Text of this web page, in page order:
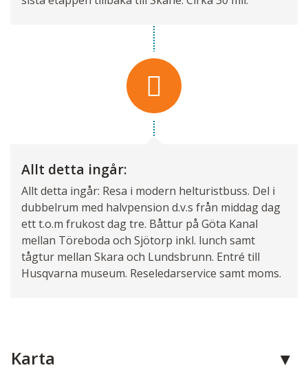
Allt detta ingår:
Allt detta ingår: Resa i modern helturistbuss. Del i
dubbelrum med halvpension d.v.s från middag dag
ett t.o.m frukost dag tre. Båttur på Göta Kanal
mellan Töreboda och Sjötorp inkl. lunch samt
tågtur mellan Skara och Lundsbrunn. Entré till
Husqvarna museum. Reseledarservice samt moms.
Karta